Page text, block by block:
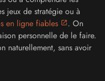
jeux de stratégie ou à
en ligne fiables
. On
personnelle de le faire.
naturellement, sans avoir